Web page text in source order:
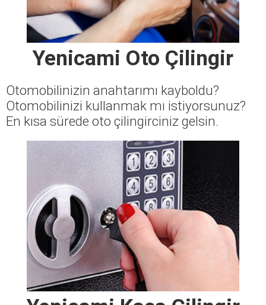
Yenicami Oto Çilingir
Otomobilinizin anahtarımı kayboldu?
Otomobilinizi kullanmak mı istiyorsunuz?
En kısa sürede oto çilingirciniz gelsin.